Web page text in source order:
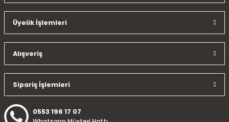
Ürün resmi kalitesiz, bozuk veya görüntülenemiyor.
Ürün açıklamasında eksik bilgiler bulunuyor.
Ürün fiyatı diğer sitelerden daha pahalı.
Bu ürüne benzer farklı alternatifler olmalı.
Üyelik İşlemleri
Alışveriş
Sipariş İşlemleri
0553 196 17 07